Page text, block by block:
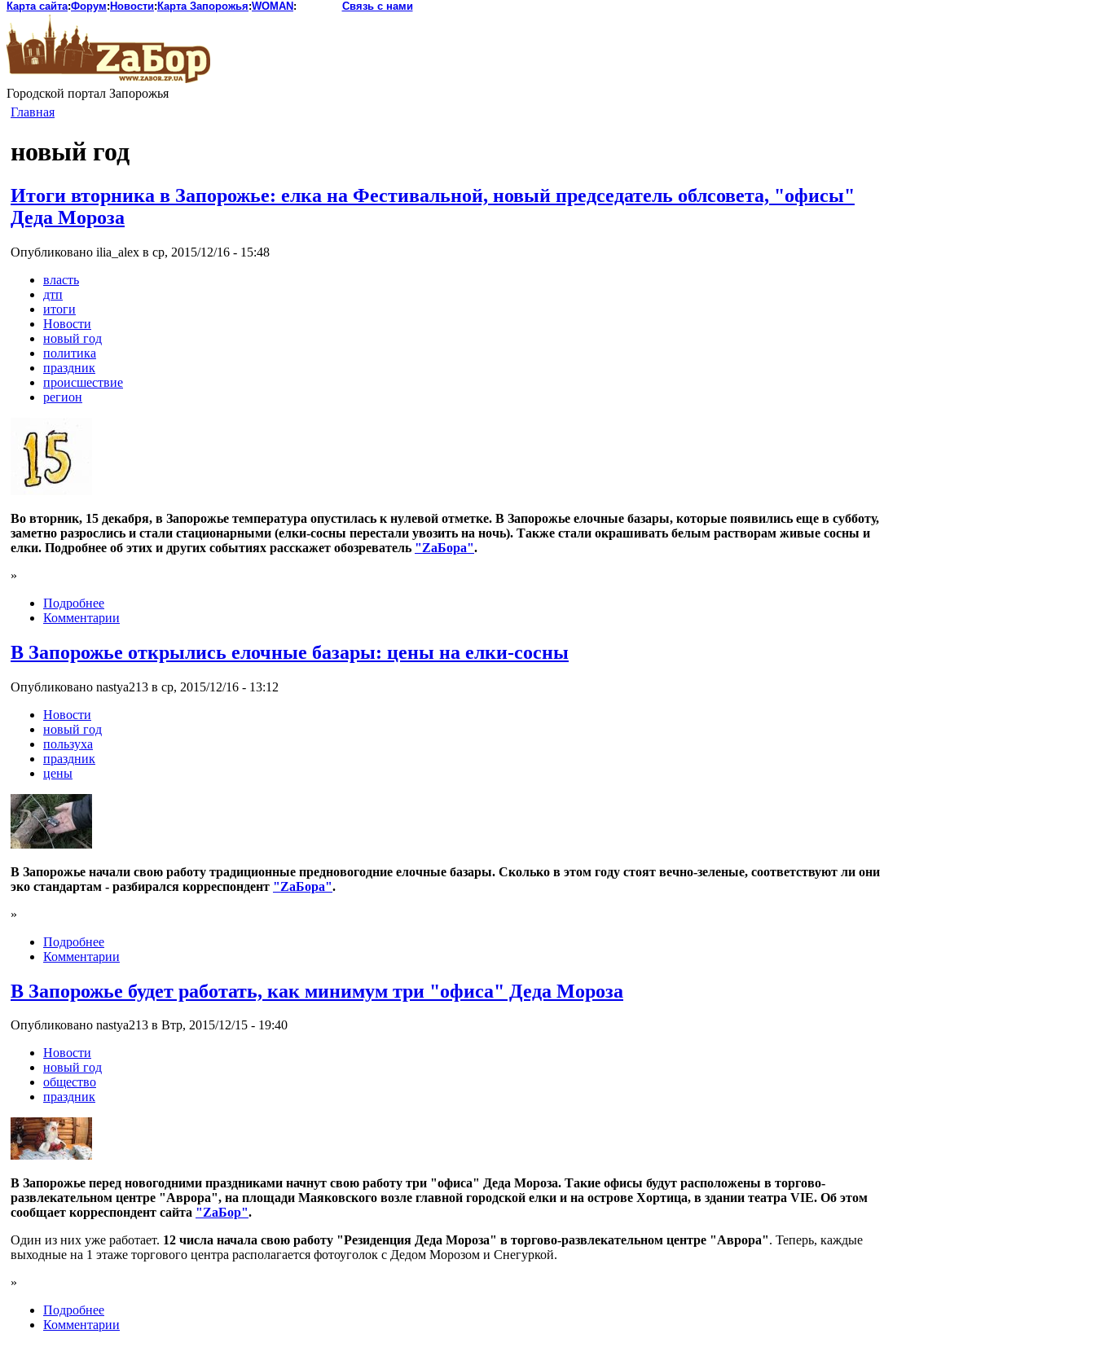
Карта сайта:Форум: Новости: Карта Запорожья:WOMAN : Связь с нами
Городской портал Запорожья
Главная
новый год
Итоги вторника в Запорожье: елка на Фестивальной, новый председатель облсовета, "офисы"
Деда Мороза
Опубликовано ilia_alex в ср, 2015/12/16 - 15:48
власть
дтп
итоги
Новости
новый год
политика
праздник
происшествие
регион
Во вторник, 15 декабря, в Запорожье температура опустилась к нулевой отметке. В Запорожье елочные базары, которые появились еще в субботу,
заметно разрослись и стали стационарными (елки-сосны перестали увозить на ночь). Также стали окрашивать белым растворам живые сосны и
елки. Подробнее об этих и других событиях расскажет обозреватель "ZаБора".
»
Подробнее
Комментарии
В Запорожье открылись елочные базары: цены на елки-сосны
Опубликовано nastya213 в ср, 2015/12/16 - 13:12
Новости
новый год
пользуха
праздник
цены
В Запорожье начали свою работу традиционные предновогодние елочные базары. Сколько в этом году стоят вечно-зеленые, соответствуют ли они
эко стандартам - разбирался корреспондент "ZаБора".
»
Подробнее
Комментарии
В Запорожье будет работать, как минимум три "офиса" Деда Мороза
Опубликовано nastya213 в Втр, 2015/12/15 - 19:40
Новости
новый год
общество
праздник
В Запорожье перед новогодними праздниками начнут свою работу три "офиса" Деда Мороза. Такие офисы будут расположены в торгово-
развлекательном центре "Аврора", на площади Маяковского возле главной городской елки и на острове Хортица, в здании театра VIE. Об этом
сообщает корреспондент сайта "ZaБор".
Один из них уже работает. 12 числа начала свою работу "Резиденция Деда Мороза" в торгово-развлекательном центре "Аврора". Теперь, каждые
выходные на 1 этаже торгового центра располагается фотоуголок с Дедом Морозом и Снегуркой.
»
Подробнее
Комментарии